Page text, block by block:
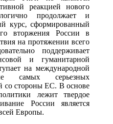
реакцией нового
продолжает и
курс, сформированный
вторжения России в
на протяжении всего
поддерживает
и гуманитарной
на международной
самых серьезных
со стороны ЕС. В основе
лежит твердое
России является
Европы.